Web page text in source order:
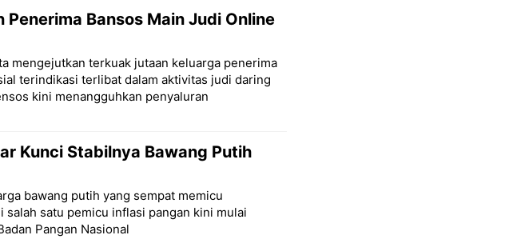
Bansos Main Judi Online
mengejutkan terkuak jutaan keluarga penerima
terindikasi terlibat dalam aktivitas judi daring
kini menangguhkan penyaluran
Kunci Stabilnya Bawang Putih
bawang putih yang sempat memicu
salah satu pemicu inflasi pangan kini mulai
Pangan Nasional